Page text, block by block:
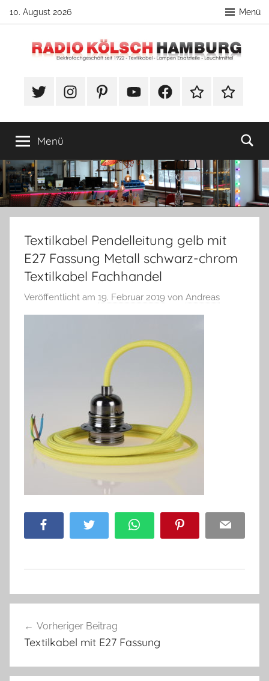
Zum
springen
10. August 2026 Menü
Radio
Hamburg
Lampenbau
#TwitterInstagramPinterestYouTubeFacebookTikTok Webshop
Menü
Textilkabel Pendelleitung gelb mit
E27 Fassung Metall schwarz-chrom
Textilkabel Fachhandel
Veröffentlicht am 19. Februar 2019 von Andreas
Facebook Twitter WhatsApp Pinterest Email
Vorheriger Beitrag
Textilkabel mit E27 Fassung